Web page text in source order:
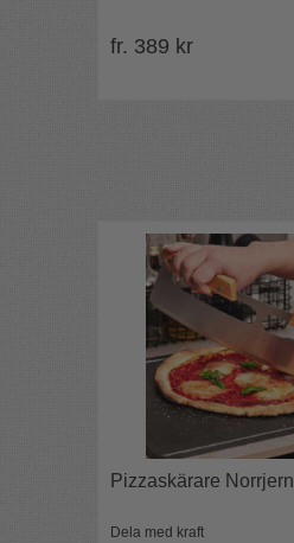
fr. 389 kr
Pizzaskärare Norrjern
Dela med kraft